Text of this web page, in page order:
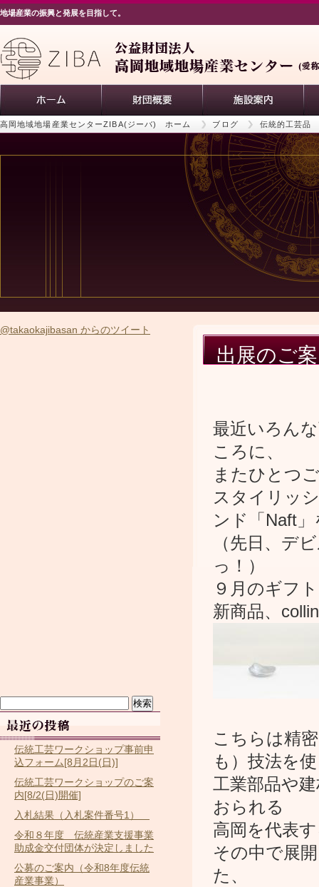
地場産業の振興と発展を目指して。
高岡地域地場産業センターZIBA(ジーバ) ホーム ブログ 伝統的工芸品
出展のご
最近いろん
ころに、
またひとつ
スタイリッ
ンド「Naft
（先日、デ
っ！）
９月のギフ
新商品、
こちらは精
も）技法を
工業部品や
おられる
高岡を代表
その中で展
た、
@takaokajibasan からのツイート
索:
伝統工芸ワークショップ事前申
込フォーム[8月2日(日)]
伝統工芸ワークショップのご案
内[8/2(日)開催]
入札結果（入札案件番号1）
令和８年度 伝統産業支援事業
助成金交付団体が決定しました
公募のご案内（令和8年度伝統
産業事業）